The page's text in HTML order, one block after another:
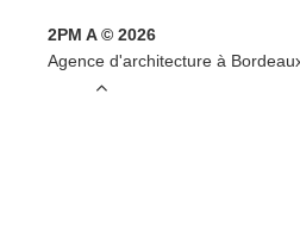
2PM A © 2026
Agence d'architecture à
